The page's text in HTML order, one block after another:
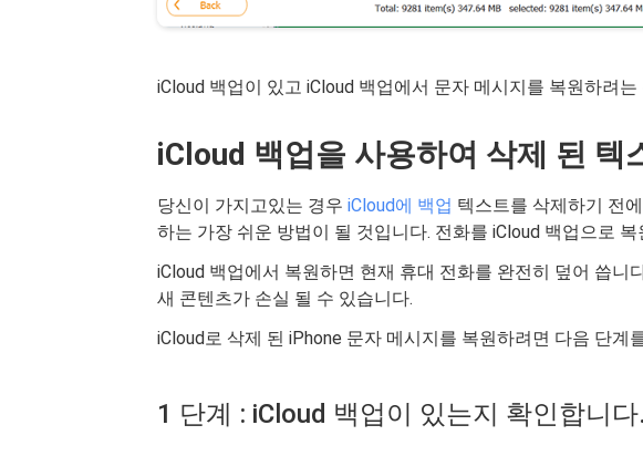
iCloud 백업이 있고 iCloud 백업에서 문자 메시지를 복원하려
iCloud 백업을 사용하여 삭제 된 텍
당신이 가지고있는 경우 iCloud에 백업 텍스트를 삭제하기 전
하는 가장 쉬운 방법이 될 것입니다. 전화를 iCloud 백업으로
iCloud 백업에서 복원하면 현재 휴대 전화를 완전히 덮어 씁니
새 콘텐츠가 손실 될 수 있습니다.
iCloud로 삭제 된 iPhone 문자 메시지를 복원하려면 다음 단계
1 단계 : iCloud 백업이 있는지 확인합니다.